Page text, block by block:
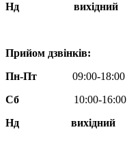
Нд
вихідний
Прийом дзвінків:
Пн-Пт
09:00-18:00
Сб
10:00-16:00
Нд вихідний